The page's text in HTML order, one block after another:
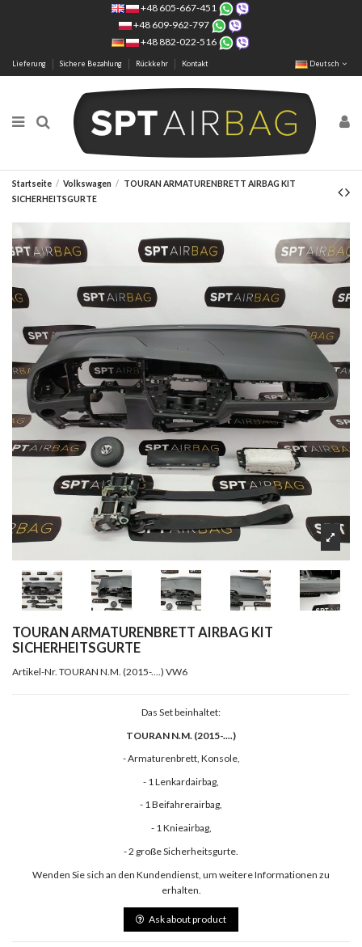
+48 605-667-451
+48 609-962-797
+48 882-022-516
Lieferung Sichere Bezahlung Rückkehr Kontakt Deutsch
Startseite Volkswagen
TOURAN ARMATURENBRETT AIRBAG KIT
SICHERHEITSGURTE
TOURAN ARMATURENBRETT AIRBAG KIT
SICHERHEITSGURTE
Artikel-Nr. TOURAN N.M. (2015-....) VW6
Das Set beinhaltet:
TOURAN N.M. (2015-....)
- Armaturenbrett, Konsole,
- 1 Lenkardairbag,
- 1 Beifahrerairbag,
- 1 Knieairbag,
- 2 große Sicherheitsgurte.
Wenden Sie sich an den Kundendienst, um weitere Informationen zu
erhalten.
Ask about product